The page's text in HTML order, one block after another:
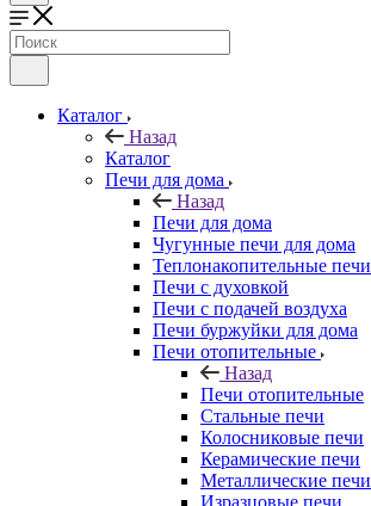
Каталог
Назад
Каталог
Печи для дома
Назад
Печи для дома
Чугунные печи для дома
Теплонакопительные печи
Печи с духовкой
Печи с подачей воздуха
Печи буржуйки для дома
Печи отопительные
Назад
Печи отопительные
Стальные печи
Колосниковые печи
Керамические печи
Металлические печи
Изразцовые печи